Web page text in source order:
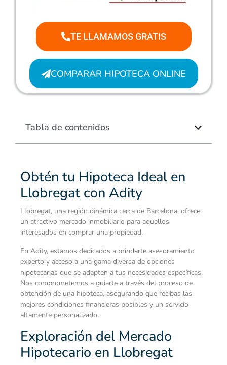
Obtén tu Hipoteca Ideal en
Llobregat con Adity
Llobregat, una región dinámica cerca de Barcelona, ofrece
un atractivo mercado inmobiliario para aquellos
interesados en comprar una propiedad.
En Adity, estamos dedicados a brindarte asesoramiento
experto y acceso a una gama diversa de opciones
hipotecarias que se adapten a tus necesidades específicas.
Nos comprometemos a guiarte a través del proceso de
obtención de una hipoteca, asegurando que recibas las
mejores condiciones financieras posibles y un servicio
altamente personalizado.
Exploración del Mercado
Hipotecario en Llobregat
TE LLAMAMOS GRATIS
COMPARAR HIPOTECA ONLINE
Tabla de contenidos